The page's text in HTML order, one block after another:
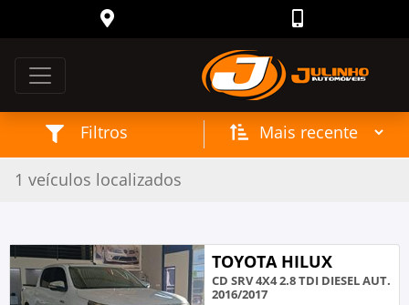
Filtros
Página inicial / Seminovos
1 veículos localizados
TOYOTA HILUX
CD SRV 4X4 2.8 TDI DIESEL AUT.
2016/2017